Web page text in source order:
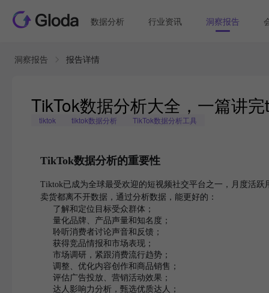
数据分析 行业资讯 洞察报告
洞察报告 报告详情
TikTok数据分析大全，一篇讲
tiktok tiktok数据分析 TikTok数据分析工具
TikTok数据分析的重要性
Tiktok已成为全球最受欢迎的短视频社交平台之一，月度活
卖货都离不开数据，通过分析数据，能更好的：
了解和定位目标受众群体；
量化品牌、产品声量和知名度；
聆听消费者讨论声音和反馈；
获得竞品情报和市场表现；
市场调研，紧跟消费流行趋势；
调整、优化内容创作和商品销售；
评估广告投放、营销活动效果；
达人影响力分析，甄选优质达人；